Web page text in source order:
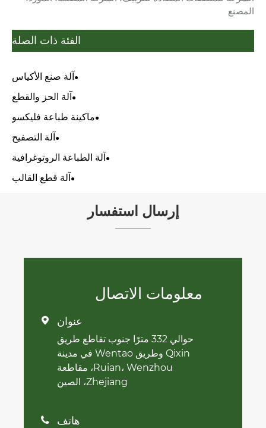
المصنع
الفئة ذات الصلة
آلة صنع الأكياس
آلة الحز والقطع
ماكينة طباعة فليكسو
آلة التصفيح
آلة الطباعة الروتوغرافية
آلة قطع القالب
إرسال استفسار
معلومات الاتصال
 عنوان
حوالي 332 مترًا جنوب تقاطع طريق
Qixin وطريق Wentao في مدينة
Ruian، Wenzhou، مقاطعة
Zhejiang، الصين
 هاتف